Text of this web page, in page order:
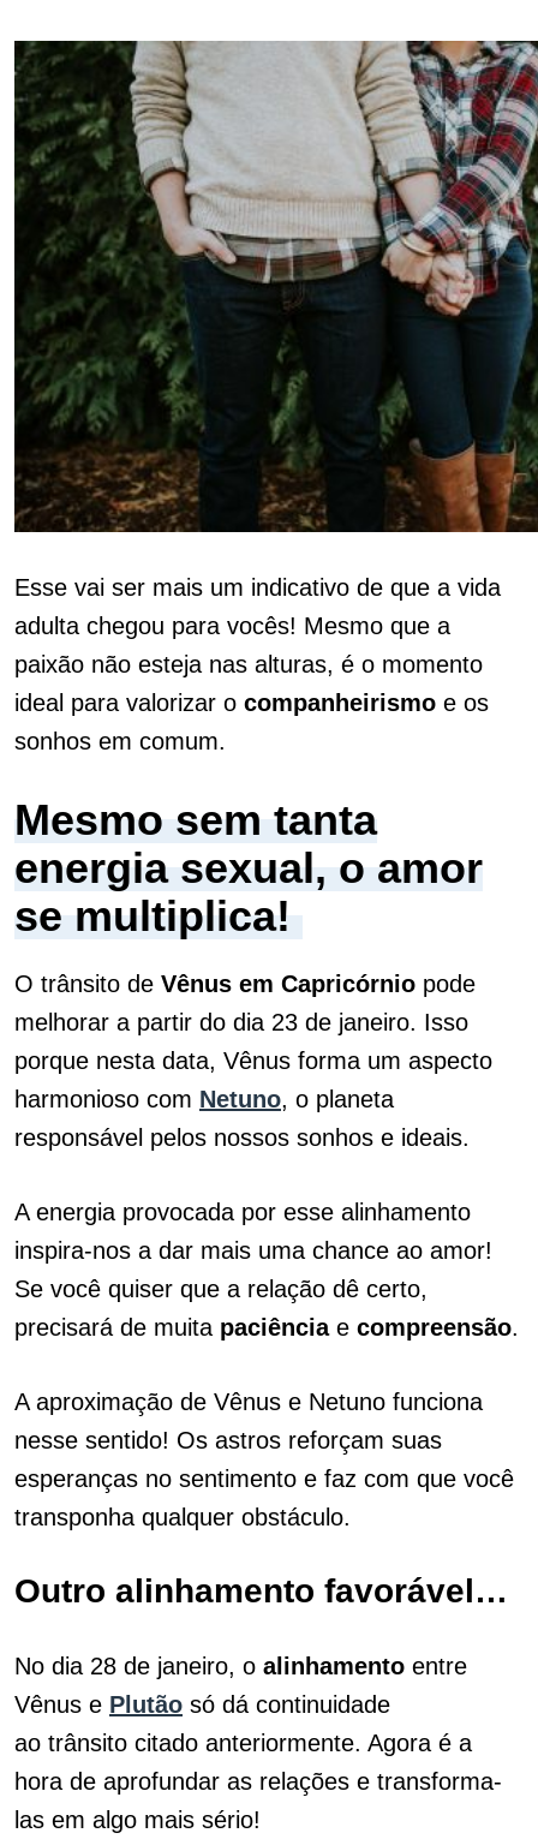
Esse vai ser mais um indicativo de que a vida
adulta chegou para vocês! Mesmo que a
paixão não esteja nas alturas, é o momento
ideal para valorizar o companheirismo e os
sonhos em comum.
Mesmo sem tanta
energia sexual, o amor
se multiplica!
O trânsito de Vênus em Capricórnio pode
melhorar a partir do dia 23 de janeiro. Isso
porque nesta data, Vênus forma um aspecto
harmonioso com Netuno, o planeta
responsável pelos nossos sonhos e ideais.
A energia provocada por esse alinhamento
inspira-nos a dar mais uma chance ao amor!
Se você quiser que a relação dê certo,
precisará de muita paciênciae compreensão.
A aproximação de Vênus e Netuno funciona
nesse sentido! Os astros reforçam suas
esperanças no sentimento e faz com que você
transponha qualquer obstáculo.
Outro alinhamento favorável…
No dia 28 de janeiro, o alinhamento entre
Vênus e Plutão só dá continuidade
ao trânsito citado anteriormente. Agora é a
hora de aprofundar as relações e transforma-
las em algo mais sério!